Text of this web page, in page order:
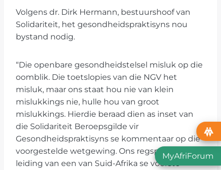
Volgens dr. Dirk Hermann, bestuurshoof van
Solidariteit, het gesondheidspraktisyns nou
bystand nodig.
“Die openbare gesondheidstelsel misluk op die
oomblik. Die toetslopies van die NGV het
misluk, maar ons staat hou nie van klein
mislukkings nie, hulle hou van groot
mislukkings. Hierdie beraad dien as inset van
die Solidariteit Beroepsgilde vir
Gesondheidspraktisyns se kommentaar op die
voorgestelde wetgewing. Ons regspan, onder
leiding van een van Suid-Afrika se voorste
MyAfriForum